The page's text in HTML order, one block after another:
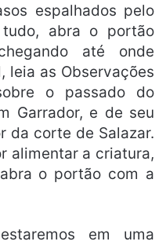
espalhados pelo
abra o portão
até onde
leia as Observações
o passado do
Garrador, e de seu
da corte de Salazar.
alimentar a criatura,
o portão com a
em uma